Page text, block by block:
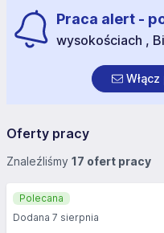
Praca alert -
wysokościach ,
Oferty pracy
Znaleźliśmy 17 ofert pracy
Polecana
Dodana 7 sierpnia